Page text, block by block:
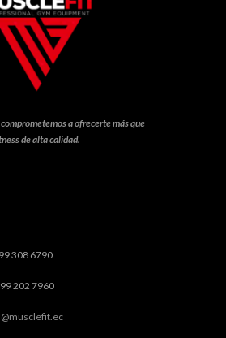
a ofrecerte más que
de alta calidad.
308 6790
202 7960